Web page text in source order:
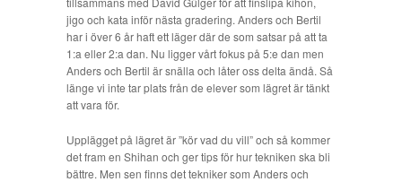
jigo och kata inför nästa gradering. Anders och Bertil
har i över 6 år haft ett läger där de som satsar på att ta
1:a eller 2:a dan. Nu ligger vårt fokus på 5:e dan men
Anders och Bertil är snälla och låter oss delta ändå. Så
länge vi inte tar plats från de elever som lägret är tänkt
att vara för.
Upplägget på lägret är ”kör vad du vill” och så kommer
det fram en Shihan och ger tips för hur tekniken ska bli
bättre. Men sen finns det tekniker som Anders och